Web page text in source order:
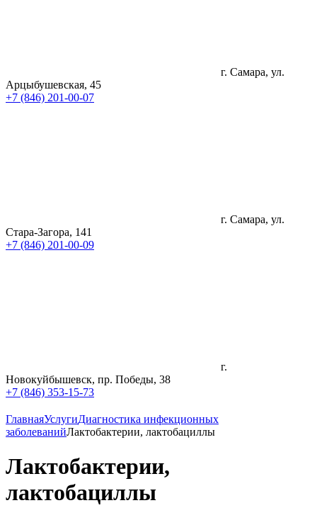
г. Самара, ул.
Арцыбушевская, 45
+7 (846) 201-00-07
г. Самара, ул.
Стара-Загора, 141
+7 (846) 201-00-09
г.
Новокуйбышевск, пр. Победы, 38
+7 (846) 353-15-73
ГлавнаяУслугиДиагностика инфекционных
заболеванийЛактобактерии, лактобациллы
Лактобактерии,
лактобациллы